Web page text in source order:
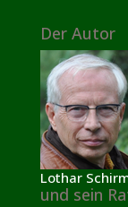
Der Autor
Lothar
und sein